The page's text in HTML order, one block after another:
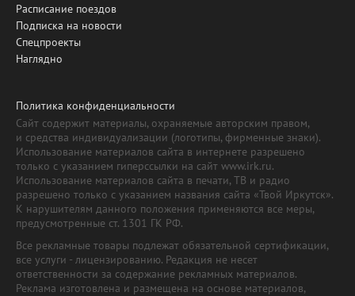
Расписание поездов
Подписка на новости
Спецпроекты
Наглядно
Политика конфиденциальности
Сайт содержит материалы, охраняемые авторским правом,
и средства индивидуализации (логотипы, фирменные знаки).
Использование материалов сайта в интернете разрешено
только с указанием гиперссылки на сайт www.irk.ru.
Использование материалов сайта в печати, ТВ и радио
разрешено только с указанием названия сайта «Твой Иркутск».
К нарушителям данного положения применяются все меры,
предусмотренные ст. 1301 ГК РФ.
Все рекламные товары подлежат обязательной сертификации,
все услуги - лицензированию. Редакция не несет
ответственности за содержание рекламных материалов.
Реклама изготовлена и размещена на основе материалов,